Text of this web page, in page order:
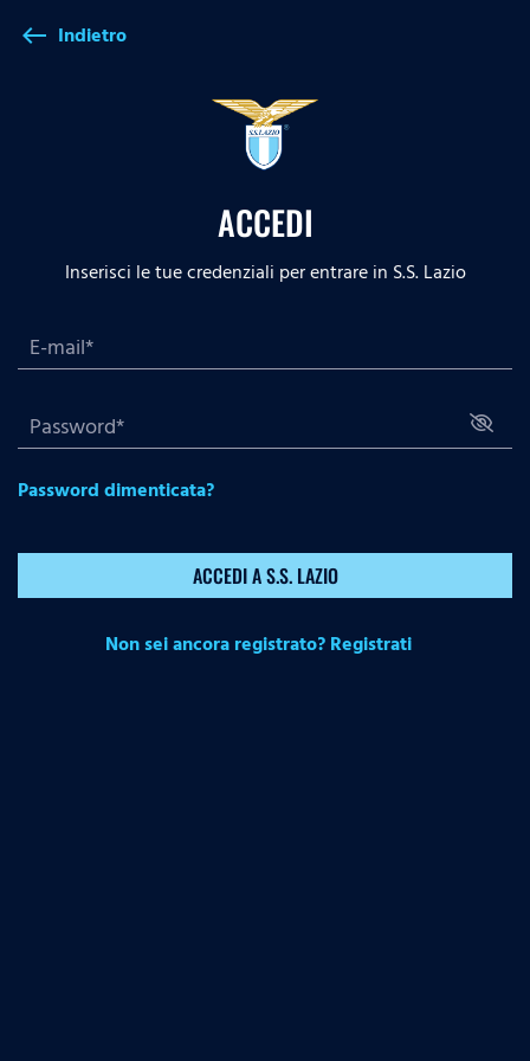
west Indietro
ACCEDI
Inserisci le tue credenziali per entrare in S.S. Lazio
Password dimenticata?
ACCEDI A S.S. LAZIO
Non sei ancora registrato? Registrati